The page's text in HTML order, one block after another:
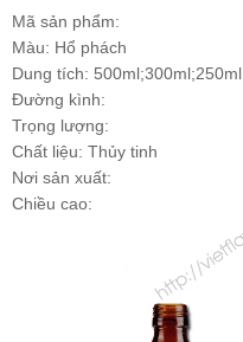
Mã sản phẩm:
Màu: Hổ phách
Dung tích: 500ml;300ml;250ml
Đường kình:
Trọng lượng:
Chất liệu: Thủy tinh
Nơi sản xuất:
Chiều cao: